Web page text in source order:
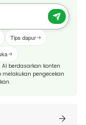
Tips dapur
berdasarkan konten
pengecekan